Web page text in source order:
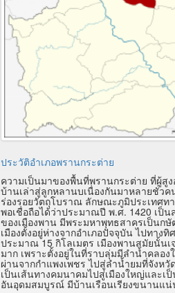
ประวัติอำเภอพรานกระต่าย
ความเป็นมาของพื้นที่พรานกระต่าย ที่ผู้สู
บ้านเล่าสู่ลูกหลานบเนื่องกันมาหลายชั่วค
ร่องรอยวัตถุโบราณ ลักษณะภูมิประเทศท
พอเชื่อถือได้ว่าประมาณปี พ.ศ. 1420 เป็น
ของเมืองพาน มีพระมหาพุทธสาครเป็นกษั
เมืองตั้งอยู่ห่างจากอำเภอปัจจุบัน ไปทางทิ
ประมาณ 15 กิโลเมตร เมืองพานสมัยนั้นเ
มาก เพราะตั้งอยู่ในที่ราบลุ่มมีลำน้ำคลอง
ผ่านจากกำแพงเพชร ไปสู่ลำน้ำยมที่จังหวั
เป็นเส้นทางคมนาคมไปสู่เมืองใหญ่และเ
อันอุดมสมบูรณ์ มีบ้านเรือนเรียงขนานแน่